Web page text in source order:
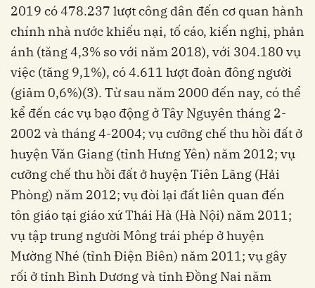
2019 có 478.237 lượt công dân đến cơ quan hành
chính nhà nước khiếu nại, tố cáo, kiến nghị, phản
ánh (tăng 4,3% so với năm 2018), với 304.180 vụ
việc (tăng 9,1%), có 4.611 lượt đoàn đông người
(giảm 0,6%)(3). Từ sau năm 2000 đến nay, có thể
kể đến các vụ bạo động ở Tây Nguyên tháng 2-
2002 và tháng 4-2004; vụ cưỡng chế thu hồi đất ở
huyện Văn Giang (tỉnh Hưng Yên) năm 2012; vụ
cưỡng chế thu hồi đất ở huyện Tiên Lãng (Hải
Phòng) năm 2012; vụ đòi lại đất liên quan đến
tôn giáo tại giáo xứ Thái Hà (Hà Nội) năm 2011;
vụ tập trung người Mông trái phép ở huyện
Mường Nhé (tỉnh Điện Biên) năm 2011; vụ gây
rối ở tỉnh Bình Dương và tỉnh Đồng Nai năm